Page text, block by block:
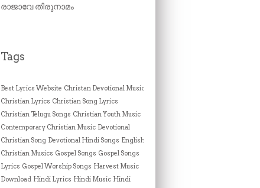
രാജാവേ തിരുനാമം
Tags
Best Lyrics Website Christan Devotional Music
Christian Lyrics Christian Song Lyrics
Christian Telugu Songs Christian Youth Music
Contemporary Christian Music Devotional
Christian Song Devotional Hindi Songs English
Christian Musics Gospel Songs Gospel Songs
Lyrics Gospel Worship Songs Harvest Music
Download Hindi Lyrics Hindi Music Hindi